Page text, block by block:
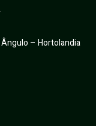
– Hortolandia